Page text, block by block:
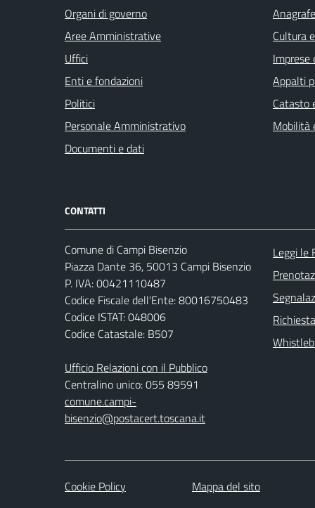
Organi di governo
Aree Amministrative
Uffici
Enti e fondazioni
Politici
Personale Amministrativo
Documenti e dati
Cultura
Imprese
Appalti
Catasto
Mobilità
CONTATTI
Comune di Campi Bisenzio
Piazza Dante 36, 50013 Campi Bisenzio
P. IVA: 00421110487
Codice Fiscale dell'Ente: 80016750483
Codice ISTAT: 048006
Codice Catastale: B507
Ufficio Relazioni con il Pubblico
Centralino unico: 055 89591
comune.campi-
bisenzio@postacert.toscana.it
Leggi le
Cookie Policy Mappa del sito